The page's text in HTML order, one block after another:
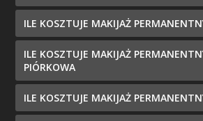
ILE KOSZTUJE MAKIJAŻ
ILE KOSZTUJE MAKIJAŻ
PIÓRKOWA
ILE KOSZTUJE MAKIJAŻ